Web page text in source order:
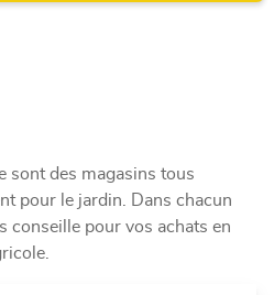
sont des magasins tous
pour le jardin. Dans chacun
conseille pour vos achats en